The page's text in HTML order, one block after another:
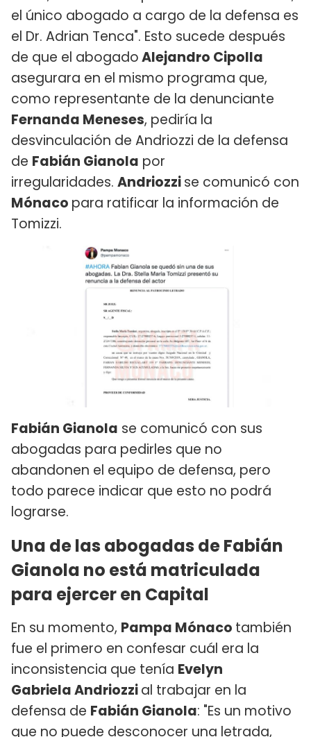
el único abogado a cargo de la defensa es
el Dr. Adrian Tenca". Esto sucede después
de que el abogadoAlejandro Cipolla
asegurara en el mismo programa que,
como representante de la denunciante
Fernanda Meneses, pediría la
desvinculación de Andriozzi de la defensa
de Fabián Gianola por
irregularidades. Andriozzise comunicó con
Mónaco para ratificar la información de
Tomizzi.
Fabián Gianola se comunicó con sus
abogadas para pedirles que no
abandonen el equipo de defensa, pero
todo parece indicar que esto no podrá
lograrse.
Una de las abogadas de Fabián
Gianola no está matriculada
para ejercer en Capital
En su momento, Pampa Mónaco también
fue el primero en confesar cuál era la
inconsistencia que tenía Evelyn
Gabriela Andriozzial trabajar en la
defensa de Fabián Gianola: "Es un motivo
que no puede desconocer una letrada,